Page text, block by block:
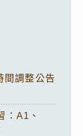
間調整公告
：A1、